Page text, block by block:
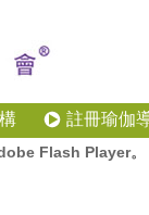
註冊瑜伽
Flash Player。